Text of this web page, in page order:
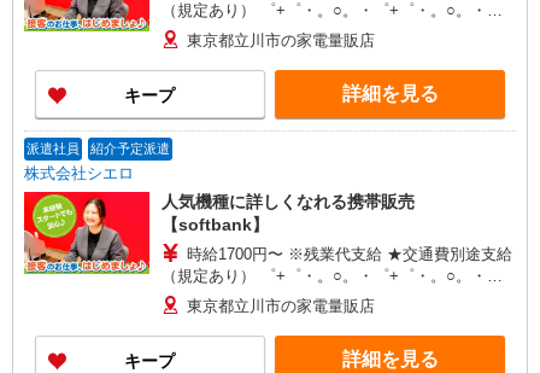
（規定あり） ゜+゜・。○。・゜+゜・。○。・゜
+゜ 入社祝い金10万円支給(規定有) お友達を紹介
頂くと, インセンティブ支給(規定有) ★月2回払
い・週払い可能（規程有）★ ゜・。○。・゜
+゜・。○。・゜+゜
東京都立川市の家電量販店
キープ 詳細を見る
派遣社員 紹介予定派遣
株式会社シエロ
人気機種に詳しくなれる携帯販売
【softbank】
時給1700円〜 ※残業代支給 ★交通費別途支給
（規定あり） ゜+゜・。○。・゜+゜・。○。・゜
+゜ 入社祝い金10万円支給(規定有) お友達を紹介
頂くと, インセンティブ支給(規定有) ★月2回払
い・週払い可能（規程有）★ ゜・。○。・゜
+゜・。○。・゜+゜
東京都立川市の家電量販店
キープ 詳細を見る